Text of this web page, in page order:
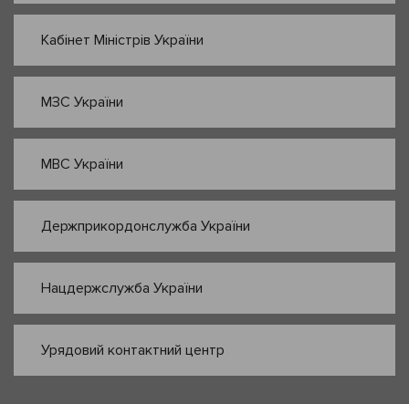
Кабінет Міністрів України
МЗС України
МВС України
Держприкордонслужба України
Нацдержслужба України
Урядовий контактний центр